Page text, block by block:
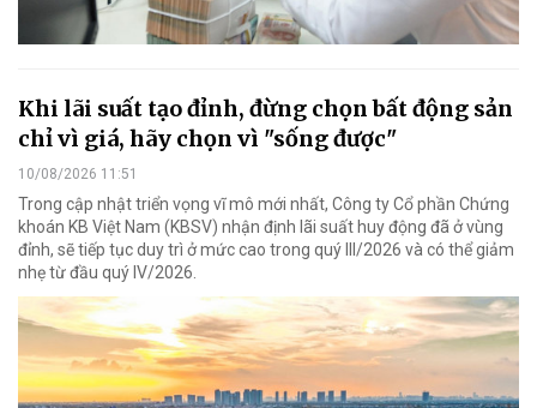
Khi lãi suất tạo đỉnh, đừng chọn bất động sản
chỉ vì giá, hãy chọn vì "sống được"
10/08/2026 11:51
Trong cập nhật triển vọng vĩ mô mới nhất, Công ty Cổ phần Chứng
khoán KB Việt Nam (KBSV) nhận định lãi suất huy động đã ở vùng
đỉnh, sẽ tiếp tục duy trì ở mức cao trong quý III/2026 và có thể giảm
nhẹ từ đầu quý IV/2026.